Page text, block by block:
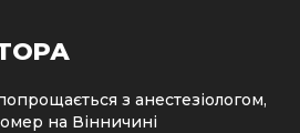
з анестезіологом,
на Вінничині